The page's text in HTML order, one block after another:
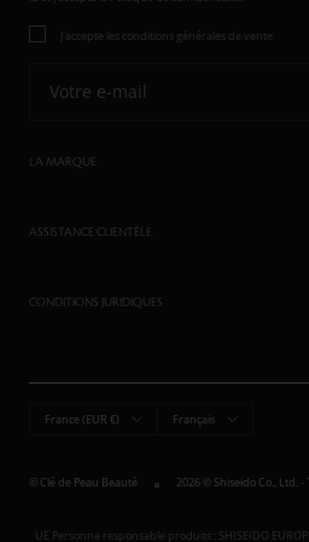
J'accepte les conditions générales de vente
Votre e-mail
LA MARQUE
ASSISTANCE CLIENTÈLE
CONDITIONS JURIDIQUES
Pays/région France (EUR €) Langue
Français
© Clé de Peau Beauté 2026 © Shiseido Co., Ltd.
UE Personne responsable produits : SHISEIDO